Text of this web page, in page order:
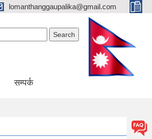
lomanthanggaupalika@gmail.com
सम्पर्क